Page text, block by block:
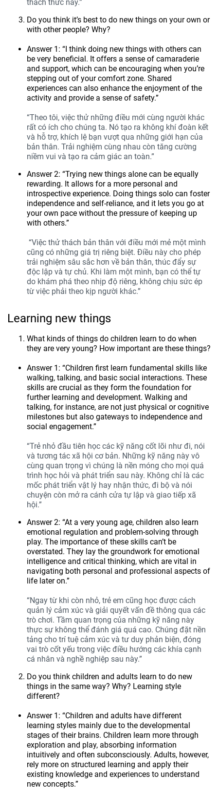
thách thức này.”
Do you think it’s best to do new things on your own or
with other people? Why?
Answer 1: “I think doing new things with others can
be very beneficial. It offers a sense of camaraderie
and support, which can be encouraging when you’re
stepping out of your comfort zone. Shared
experiences can also enhance the enjoyment of the
activity and provide a sense of safety.”
“Theo tôi, việc thử những điều mới cùng người khác
rất có ích cho chúng ta. Nó tạo ra không khí đoàn kết
và hỗ trợ, khích lệ bạn vượt qua những giới hạn của
bản thân. Trải nghiệm cùng nhau còn tăng cường
niềm vui và tạo ra cảm giác an toàn.”
Answer 2: “Trying new things alone can be equally
rewarding. It allows for a more personal and
introspective experience. Doing things solo can foster
independence and self-reliance, and it lets you go at
your own pace without the pressure of keeping up
with others.”
“Việc thử thách bản thân với điều mới mẻ một mình
cũng có những giá trị riêng biệt. Điều này cho phép
trải nghiệm sâu sắc hơn về bản thân, thúc đẩy sự
độc lập và tự chủ. Khi làm một mình, bạn có thể tự
do khám phá theo nhịp độ riêng, không chịu sức ép
từ việc phải theo kịp người khác.”
Learning new things
What kinds of things do children learn to do when
they are very young? How important are these things?
Answer 1: “Children first learn fundamental skills like
walking, talking, and basic social interactions. These
skills are crucial as they form the foundation for
further learning and development. Walking and
talking, for instance, are not just physical or cognitive
milestones but also gateways to independence and
social engagement.”
“Trẻ nhỏ đầu tiên học các kỹ năng cốt lõi như đi, nói
và tương tác xã hội cơ bản. Những kỹ năng này vô
cùng quan trọng vì chúng là nền móng cho mọi quá
trình học hỏi và phát triển sau này. Không chỉ là các
mốc phát triển vật lý hay nhận thức, đi bộ và nói
chuyện còn mở ra cánh cửa tự lập và giao tiếp xã
hội.”
Answer 2: “At a very young age, children also learn
emotional regulation and problem-solving through
play. The importance of these skills can’t be
overstated. They lay the groundwork for emotional
intelligence and critical thinking, which are vital in
navigating both personal and professional aspects of
life later on.”
“Ngay từ khi còn nhỏ, trẻ em cũng học được cách
quản lý cảm xúc và giải quyết vấn đề thông qua các
trò chơi. Tầm quan trọng của những kỹ năng này
thực sự không thể đánh giá quá cao. Chúng đặt nền
tảng cho trí tuệ cảm xúc và tư duy phản biện, đóng
vai trò cốt yếu trong việc điều hướng các khía cạnh
cá nhân và nghề nghiệp sau này.”
Do you think children and adults learn to do new
things in the same way? Why? Learning style
different?
Answer 1: “Children and adults have different
learning styles mainly due to the developmental
stages of their brains. Children learn more through
exploration and play, absorbing information
intuitively and often subconsciously. Adults, however,
rely more on structured learning and apply their
existing knowledge and experiences to understand
new concepts.”